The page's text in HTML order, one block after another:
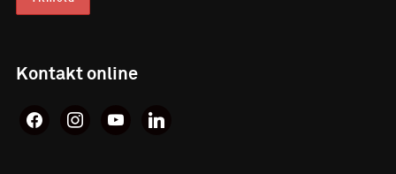
Kontakt online
facebookinstagramyoutubelinkedin